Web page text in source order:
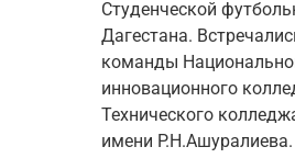
Студенческой
Дагестана.
команды
инновационного
Технического
имени Р.Н.Ашуралиева.